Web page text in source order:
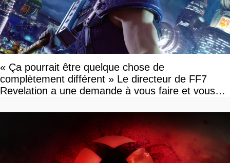
« Ça pourrait être quelque chose de
complètement différent » Le directeur de FF7
Revelation a une demande à vous faire et vous